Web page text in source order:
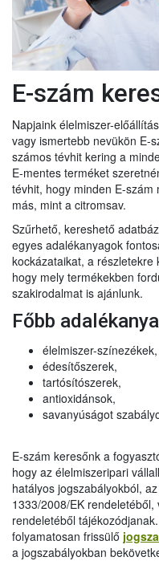
E-szám
Napjaink élelmiszer-
vagy ismertebb nevükön E-
számos tévhit kering a
E-mentes terméket
tévhit, hogy minden E-szám
más, mint a citromsav.
Szűrhető, kereshető
egyes adalékanyagok
kockázataikat, a
hogy mely termékekben
szakirodalmat is ajánlunk.
Főbb
élelmiszer-színezékek,
édesítőszerek,
tartósítószerek,
antioxidánsok,
savanyúságot
E-szám keresőnk a
hogy az élelmiszeripari
hatályos jogszabályokból,
1333/2008/EK
rendeletéből
folyamatosan frissülő
a jogszabályokban